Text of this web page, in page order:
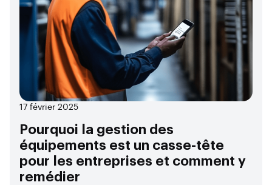
17 février 2025
Pourquoi la gestion des
équipements est un casse-tête
pour les entreprises et comment y
remédier